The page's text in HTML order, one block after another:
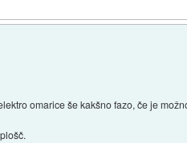
omarice še kakšno fazo, če je